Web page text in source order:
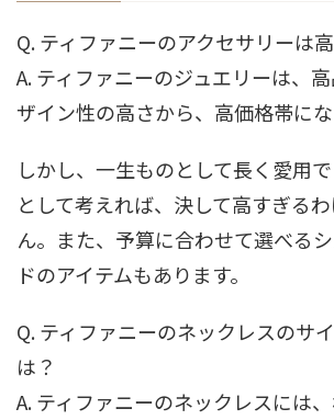
Q. ティファニーのアクセサリーは
A. ティファニーのジュエリーは、
ザイン性の高さから、高価格帯にな
しかし、一生ものとして長く愛用
として考えれば、決して高すぎる
ん。また、予算に合わせて選べる
ドのアイテムもあります。
Q. ティファニーのネックレスのサ
は？
A. ティファニーのネックレスには